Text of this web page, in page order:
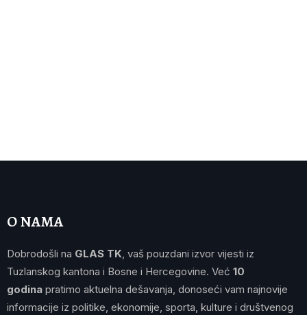
O NAMA
Dobrodošli na GLAS TK , vaš pouzdani izvor vijesti iz
Tuzlanskog kantona i Bosne i Hercegovine. Već 10
godina pratimo aktuelna dešavanja, donoseći vam najnovije
informacije iz politike, ekonomije, sporta, kulture i društvenog